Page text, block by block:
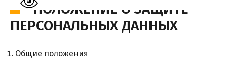
ПОЛОЖЕНИЕ О ЗАЩИТЕ
ПЕРСОНАЛЬНЫХ ДАННЫХ
Общие положения